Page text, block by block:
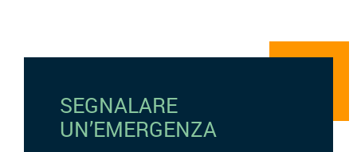
SEGNALARE
UN’EMERGENZA